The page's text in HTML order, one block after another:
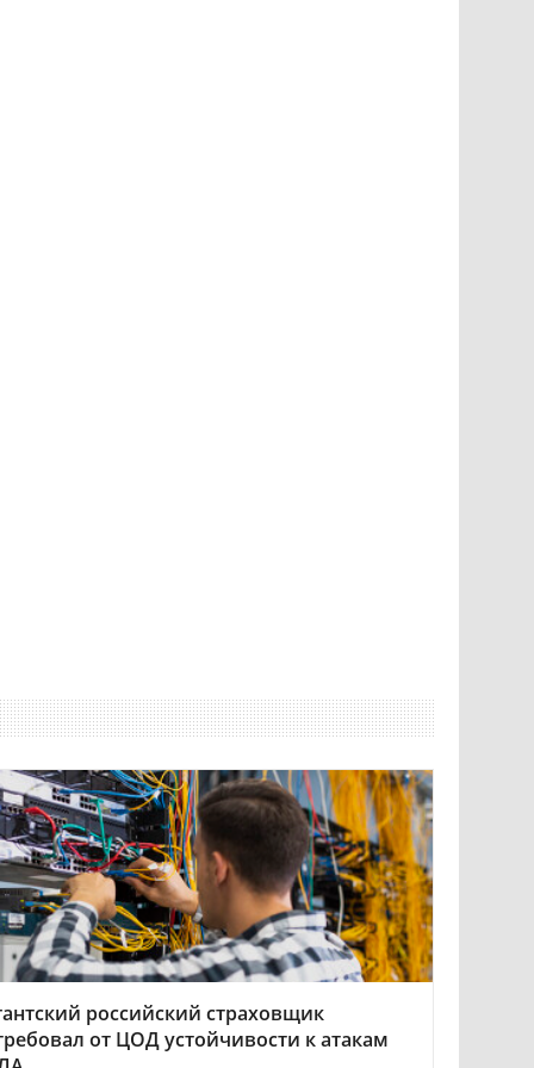
российский страховщик
от ЦОД устойчивости к атакам